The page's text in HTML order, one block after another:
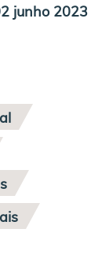
junho 2023